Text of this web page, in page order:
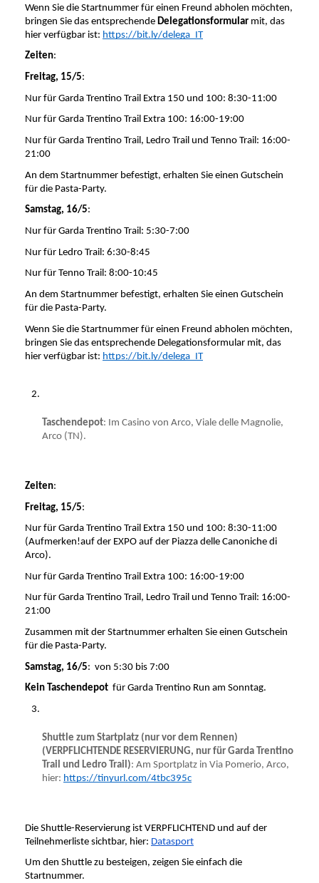
Wenn Sie die Startnummer für einen Freund abholen möchten,
bringen Sie das entsprechende Delegationsformular mit, das
hier verfügbar ist: https://bit.ly/delega_IT
Zeiten:
Freitag, 15/5:
Nur für Garda Trentino Trail Extra 150 und 100: 8:30-11:00
Nur für Garda Trentino Trail Extra 100: 16:00-19:00
Nur für Garda Trentino Trail, Ledro Trail und Tenno Trail: 16:00-
21:00
An dem Startnummer befestigt, erhalten Sie einen Gutschein
für die Pasta-Party.
Samstag, 16/5:
Nur für Garda Trentino Trail: 5:30-7:00
Nur für Ledro Trail: 6:30-8:45
Nur für Tenno Trail: 8:00-10:45
An dem Startnummer befestigt, erhalten Sie einen Gutschein
für die Pasta-Party.
Wenn Sie die Startnummer für einen Freund abholen möchten,
bringen Sie das entsprechende Delegationsformular mit, das
hier verfügbar ist: https://bit.ly/delega_IT
Taschendepot: Im Casino von Arco, Viale delle Magnolie,
Arco (TN).
Zeiten:
Freitag, 15/5:
Nur für Garda Trentino Trail Extra 150 und 100: 8:30-11:00
(Aufmerken!auf der EXPO auf der Piazza delle Canoniche di
Arco).
Nur für Garda Trentino Trail Extra 100: 16:00-19:00
Nur für Garda Trentino Trail, Ledro Trail und Tenno Trail: 16:00-
21:00
Zusammen mit der Startnummer erhalten Sie einen Gutschein
für die Pasta-Party.
Samstag, 16/5:  von 5:30 bis 7:00
Kein Taschendepot für Garda Trentino Run am Sonntag.
Shuttle zum Startplatz (nur vor dem Rennen)
(VERPFLICHTENDE RESERVIERUNG, nur für Garda Trentino
Trail und Ledro Trail): Am Sportplatz in Via Pomerio, Arco,
hier: https://tinyurl.com/4tbc395c
Die Shuttle-Reservierung ist VERPFLICHTEND und auf der
Teilnehmerliste sichtbar, hier: Datasport
Um den Shuttle zu besteigen, zeigen Sie einfach die
Startnummer.